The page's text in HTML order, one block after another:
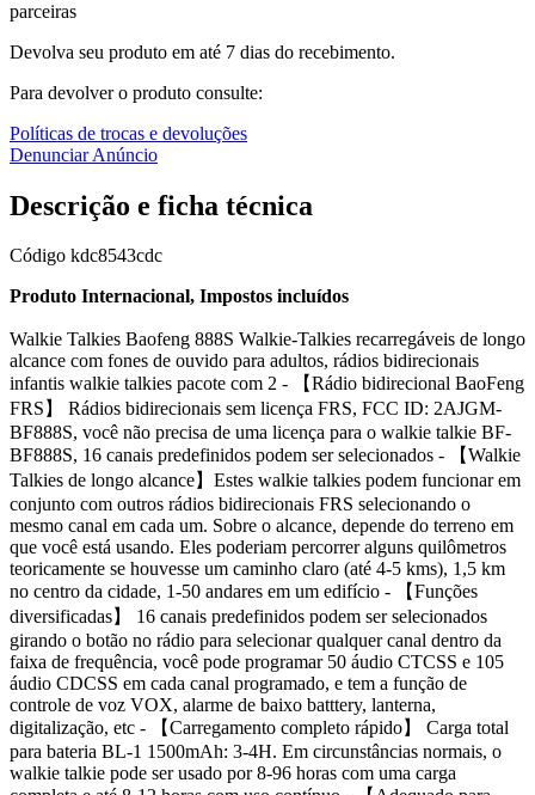
parceiras
Devolva seu produto em até 7 dias do recebimento.
Para devolver o produto consulte:
Políticas de trocas e devoluções
Denunciar Anúncio
Descrição e ficha técnica
Código kdc8543cdc
Produto Internacional, Impostos incluídos
Walkie Talkies Baofeng 888S Walkie-Talkies recarregáveis de longo
alcance com fones de ouvido para adultos, rádios bidirecionais
infantis walkie talkies pacote com 2 - 【Rádio bidirecional BaoFeng
FRS】 Rádios bidirecionais sem licença FRS, FCC ID: 2AJGM-
BF888S, você não precisa de uma licença para o walkie talkie BF-
BF888S, 16 canais predefinidos podem ser selecionados - 【Walkie
Talkies de longo alcance】Estes walkie talkies podem funcionar em
conjunto com outros rádios bidirecionais FRS selecionando o
mesmo canal em cada um. Sobre o alcance, depende do terreno em
que você está usando. Eles poderiam percorrer alguns quilômetros
teoricamente se houvesse um caminho claro (até 4-5 kms), 1,5 km
no centro da cidade, 1-50 andares em um edifício - 【Funções
diversificadas】 16 canais predefinidos podem ser selecionados
girando o botão no rádio para selecionar qualquer canal dentro da
faixa de frequência, você pode programar 50 áudio CTCSS e 105
áudio CDCSS em cada canal programado, e tem a função de
controle de voz VOX, alarme de baixo batttery, lanterna,
digitalização, etc - 【Carregamento completo rápido】 Carga total
para bateria BL-1 1500mAh: 3-4H. Em circunstâncias normais, o
walkie talkie pode ser usado por 8-96 horas com uma carga